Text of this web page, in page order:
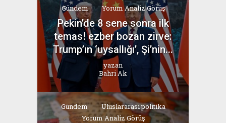
Gündem Yorum Analiz Görüş
Pekin’de 8 sene sonra ilk
temas! ezber bozan zirve:
Trump’ın ‘uysallığı’, Şi’nin...
yazan
Bahri Ak
Gündem
Uluslararası politika
Yorum Analiz Görüş